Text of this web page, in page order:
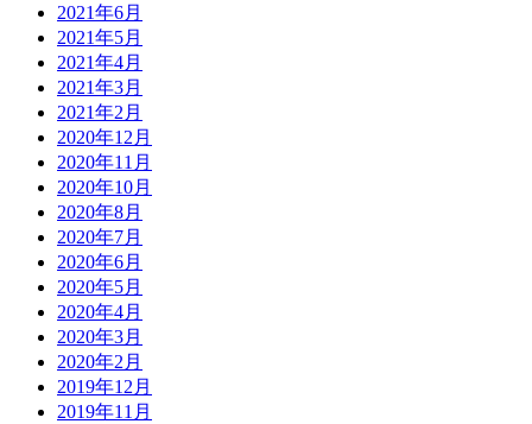
2021年6月
2021年5月
2021年4月
2021年3月
2021年2月
2020年12月
2020年11月
2020年10月
2020年8月
2020年7月
2020年6月
2020年5月
2020年4月
2020年3月
2020年2月
2019年12月
2019年11月